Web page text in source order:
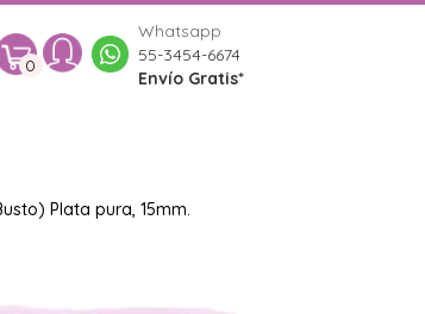
0
Whatsapp
55-3454-6674
Envío Gratis*
Plata pura, 15mm.